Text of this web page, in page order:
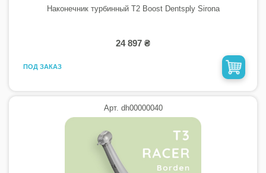
Наконечник турбинный T2 Boost Dentsply Sirona
24 897 ₴
ПОД ЗАКАЗ
Арт. dh00000040